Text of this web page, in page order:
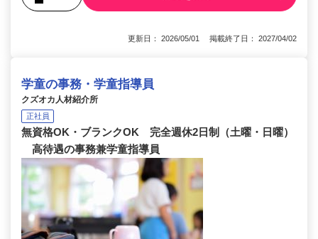
更新日： 2026/05/01 掲載終了日： 2027/04/02
学童の事務・学童指導員
クズオカ人材紹介所
正社員
無資格OK・ブランクOK 完全週休2日制（土曜・日曜）
高待遇の事務兼学童指導員